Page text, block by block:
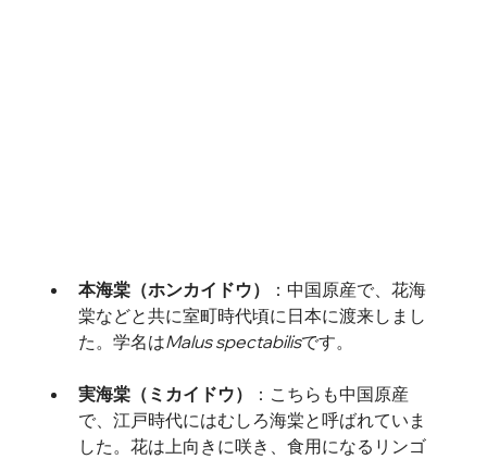
本海棠（ホンカイドウ） ：中国原産で、花海
棠などと共に室町時代頃に日本に渡来しまし
た。学名はMalus spectabilisです。
実海棠（ミカイドウ） ： こちらも中国原産
で、江戸時代にはむしろ海棠と呼ばれていま
した。花は上向きに咲き、食用になるリンゴ